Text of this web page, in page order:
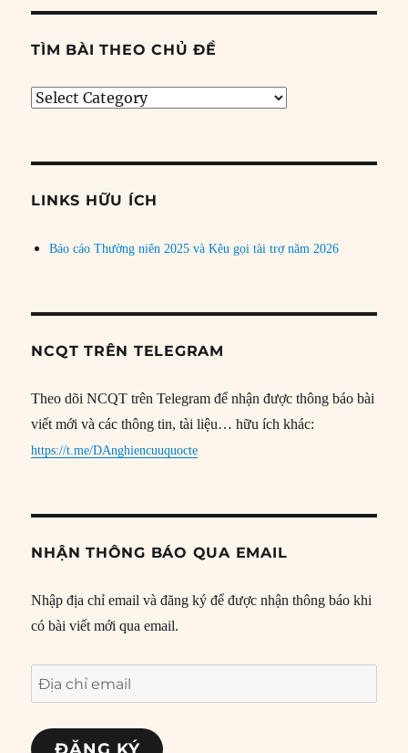
TÌM BÀI THEO CHỦ ĐỀ
Tìm
đề
LINKS HỮU ÍCH
Báo cáo Thường niên 2025 và Kêu gọi tài trợ năm 2026
NCQT TRÊN TELEGRAM
Theo dõi NCQT trên Telegram để nhận được thông báo bài
viết mới và các thông tin, tài liệu… hữu ích khác:
https://t.me/DAnghiencuuquocte
NHẬN THÔNG BÁO QUA EMAIL
Nhập địa chỉ email và đăng ký để được nhận thông báo khi
có bài viết mới qua email.
Địa
chỉ
email
ĐĂNG KÝ